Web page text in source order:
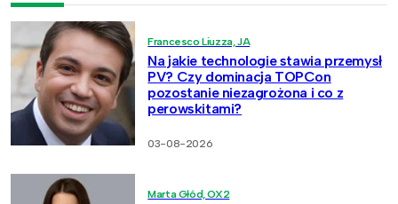
Francesco Liuzza, JA
Na jakie technologie stawia przemysł
PV? Czy dominacja TOPCon
pozostanie niezagrożona i co z
perowskitami?
03-08-2026
Marta Głód, OX2